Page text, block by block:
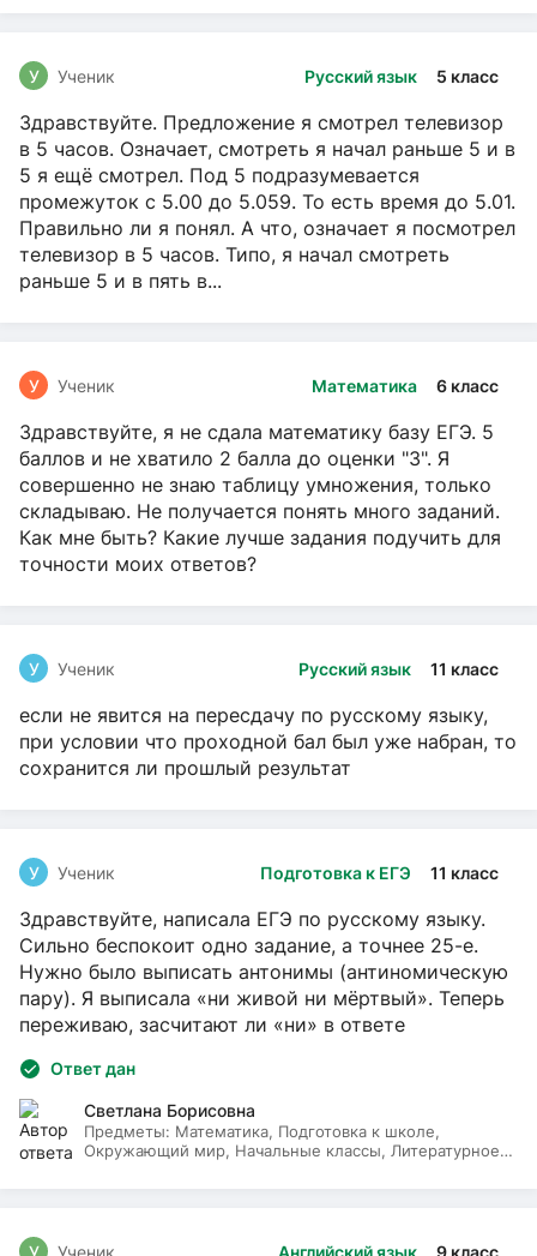
Русский язык 5 класс
У Ученик
Здравствуйте. Предложение я смотрел телевизор
в 5 часов. Означает, смотреть я начал раньше 5 и в
5 я ещё смотрел. Под 5 подразумевается
промежуток с 5.00 до 5.059. То есть время до 5.01.
Правильно ли я понял. А что, означает я посмотрел
телевизор в 5 часов. Типо, я начал смотреть
раньше 5 и в пять в...
Математика 6 класс
У Ученик
Здравствуйте, я не сдала математику базу ЕГЭ. 5
баллов и не хватило 2 балла до оценки "3". Я
совершенно не знаю таблицу умножения, только
складываю. Не получается понять много заданий.
Как мне быть? Какие лучше задания подучить для
точности моих ответов?
Русский язык 11 класс
У Ученик
если не явится на пересдачу по русскому языку,
при условии что проходной бал был уже набран, то
сохранится ли прошлый результат
Подготовка к ЕГЭ 11 класс
У Ученик
Здравствуйте, написала ЕГЭ по русскому языку.
Сильно беспокоит одно задание, а точнее 25-е.
Нужно было выписать антонимы (антиномическую
пару). Я выписала «ни живой ни мёртвый». Теперь
переживаю, засчитают ли «ни» в ответе
Ответ дан
Светлана Борисовна
Предметы: Математика, Подготовка к школе,
Окружающий мир, Начальные классы, Литературное
Английский язык 9 класс
У Ученик